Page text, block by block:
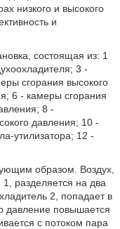
низкого и высокого
и
состоящая из: 1
3 -
сгорания высокого
6 - камеры сгорания
8 -
давления; 10 -
утилизатора; 12 -
образом. Воздух,
разделяется на два
2, попадает в
давление повышается
с потоком пара